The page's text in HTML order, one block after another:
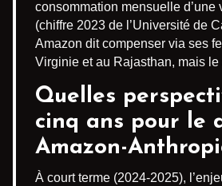
consommation mensuelle d’une
(chiffre 2023 de l’Université de
Amazon dit compenser via ses
Virginie et au Rajasthan, mais le
Quelles
cinq ans pour le
Amazon-
À court terme (2024-2025),